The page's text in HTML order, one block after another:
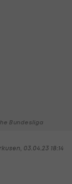
Bundesliga
03.04.23 18:14